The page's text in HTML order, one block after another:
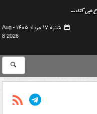
شنبه ۱۷ مرداد ۱۴۰۵ -
Aug
8 2026